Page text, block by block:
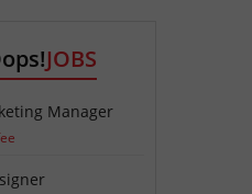
JOBS
Manager